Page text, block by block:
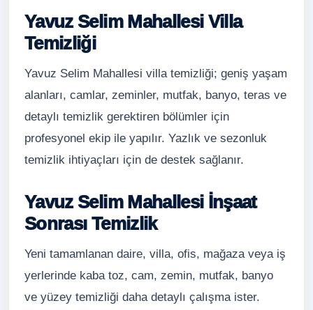
Yavuz Selim Mahallesi Villa
Temizliği
Yavuz Selim Mahallesi villa temizliği; geniş yaşam
alanları, camlar, zeminler, mutfak, banyo, teras ve
detaylı temizlik gerektiren bölümler için
profesyonel ekip ile yapılır. Yazlık ve sezonluk
temizlik ihtiyaçları için de destek sağlanır.
Yavuz Selim Mahallesi İnşaat
Sonrası Temizlik
Yeni tamamlanan daire, villa, ofis, mağaza veya iş
yerlerinde kaba toz, cam, zemin, mutfak, banyo
ve yüzey temizliği daha detaylı çalışma ister.